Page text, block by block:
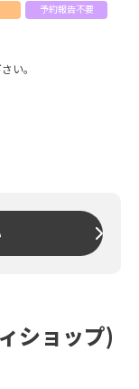
予約報告不要
い。
ショップ)